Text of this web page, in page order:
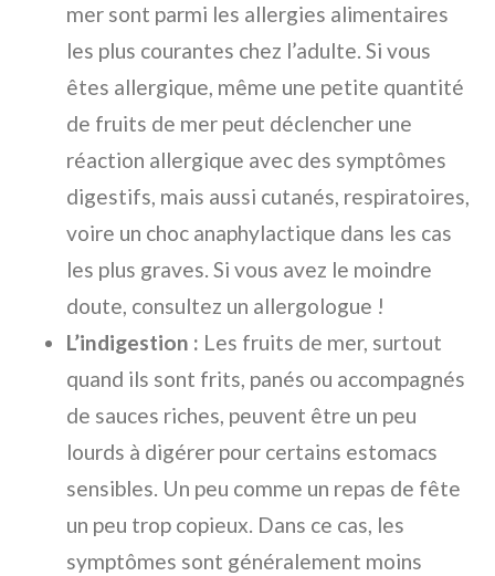
mer sont parmi les allergies alimentaires
les plus courantes chez l’adulte. Si vous
êtes allergique, même une petite quantité
de fruits de mer peut déclencher une
réaction allergique avec des symptômes
digestifs, mais aussi cutanés, respiratoires,
voire un choc anaphylactique dans les cas
les plus graves. Si vous avez le moindre
doute, consultez un allergologue !
L’indigestion : Les fruits de mer, surtout
quand ils sont frits, panés ou accompagnés
de sauces riches, peuvent être un peu
lourds à digérer pour certains estomacs
sensibles. Un peu comme un repas de fête
un peu trop copieux. Dans ce cas, les
symptômes sont généralement moins